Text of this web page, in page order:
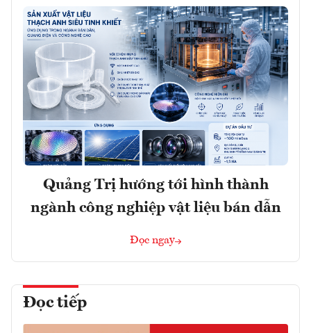
Quảng Trị hướng tới hình thành
ngành công nghiệp vật liệu bán dẫn
Đọc ngay
Đọc tiếp